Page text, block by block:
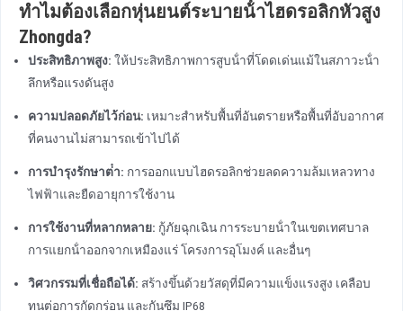
ทําไมต้องเลือกหุ่นยนต์ระบายน้ําไฮดรอลิกหัวสูง
Zhongda?
ประสิทธิภาพสูง: ให้ประสิทธิภาพการสูบน้ําที่โดดเด่นแม้ในสภาวะน้ํา
ลึกหรือแรงดันสูง
ความปลอดภัยไว้ก่อน: เหมาะสําหรับพื้นที่อันตรายหรือพื้นที่อับอากาศ
ที่คนงานไม่สามารถเข้าไปได้
การบํารุงรักษาต่ํา: การออกแบบไฮดรอลิกช่วยลดความล้มเหลวทาง
ไฟฟ้าและยืดอายุการใช้งาน
การใช้งานที่หลากหลาย: กู้ภัยฉุกเฉิน การระบายน้ําในเขตเทศบาล
การแยกน้ําออกจากเหมืองแร่ โครงการอุโมงค์ และอื่นๆ
วิศวกรรมที่เชื่อถือได้: สร้างขึ้นด้วยวัสดุที่มีความแข็งแรงสูง เคลือบ
ทนต่อการกัดกร่อน และกันซึม IP68